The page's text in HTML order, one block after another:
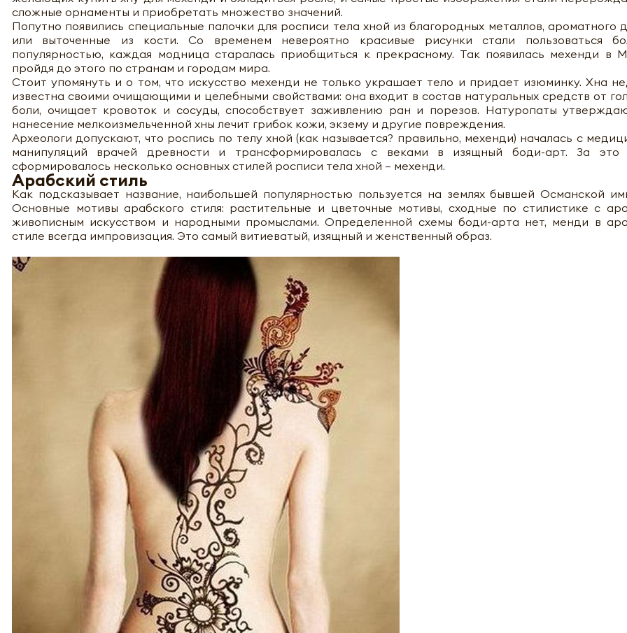
сложные орнаменты и приобретать множество значений.
Попутно появились специальные палочки для росписи тела хной из благородных металлов, ароматного
или выточенные из кости. Со временем невероятно красивые рисунки стали пользоваться
популярностью, каждая модница старалась приобщиться к прекрасному. Так появилась мехенди в
пройдя до этого по странам и городам мира.
Стоит упомянуть и о том, что искусство мехенди не только украшает тело и придает изюминку. Хна
известна своими очищающими и целебными свойствами: она входит в состав натуральных средств от
боли, очищает кровоток и сосуды, способствует заживлению ран и порезов. Натуропаты
нанесение мелкоизмельченной хны лечит грибок кожи, экзему и другие повреждения.
Археологи допускают, что роспись по телу хной (как называется? правильно, мехенди) началась с
манипуляций врачей древности и трансформировалась с веками в изящный боди-арт. За это
сформировалось несколько основных стилей росписи тела хной — мехенди.
Арабский стиль
Как подсказывает название, наибольшей популярностью пользуется на землях бывшей Османской
Основные мотивы арабского стиля: растительные и цветочные мотивы, сходные по стилистике с
живописным искусством и народными промыслами. Определенной схемы боди-арта нет, менди в
стиле всегда импровизация. Это самый витиеватый, изящный и женственный образ.